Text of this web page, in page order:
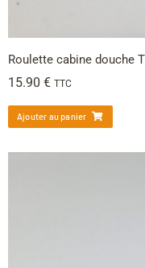
Roulette cabine douche
15.90 € TTC
Ajouter au panier